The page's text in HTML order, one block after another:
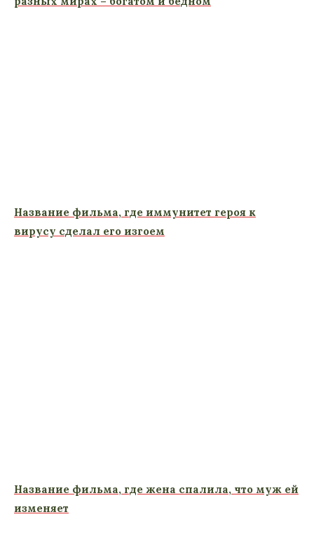
Название фильма, где иммунитет героя к
вирусу сделал его изгоем
Название фильма, где жена спалила, что муж ей
изменяет